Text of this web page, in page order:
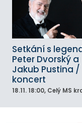
Setkání s
Peter Dvorský a
Jakub Pustina /
koncert
18.11. 18:00, Celý MS